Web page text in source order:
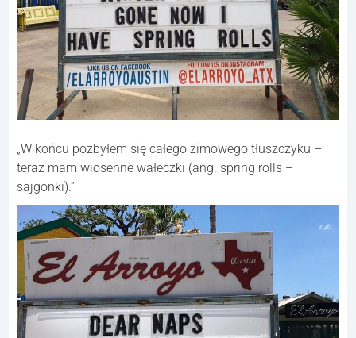
„W końcu pozbyłem się całego zimowego tłuszczyku –
teraz mam wiosenne wałeczki (ang. spring rolls –
sajgonki).”